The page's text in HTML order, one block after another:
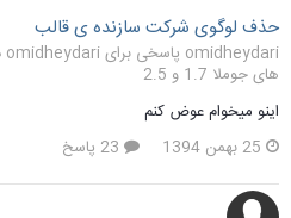
حذف لوگوی شرکت سازنده ی قالب
omidheydari پاسخی برای omidheydari در یک موضوع ارسال کرد در
های جوملا 1.7 و 2.5
اینو میخوام عوض کنم
25 بهمن 1394